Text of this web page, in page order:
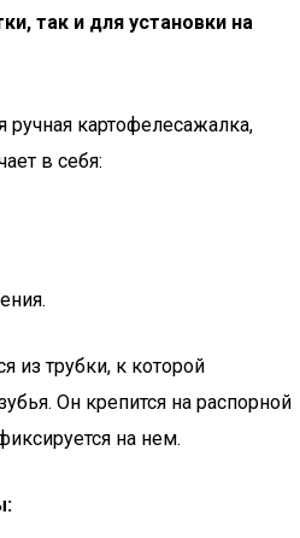
так и для установки на
ручная картофелесажалка,
в себя:
из трубки, к которой
Он крепится на распорной
на нем.